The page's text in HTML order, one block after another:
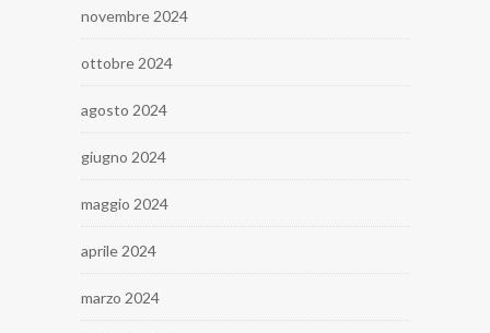
novembre 2024
ottobre 2024
agosto 2024
giugno 2024
maggio 2024
aprile 2024
marzo 2024